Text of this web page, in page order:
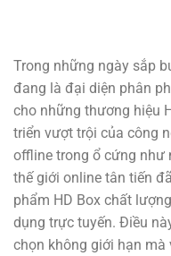
Trong những ngày sắp
đang là đại diện phân
cho những thương hiệu
triển vượt trội của công
offline trong ổ cứng như
thế giới online tân tiến
phẩm HD Box chất
dụng trực tuyến. Điều
chọn không giới hạn